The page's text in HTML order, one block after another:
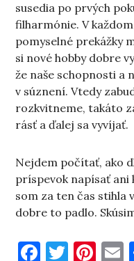
susedia po prvých
filharmónie. V
pomyselné prekážky
si nové hobby dobre
že naše schopnosti a
v súznení. Vtedy
rozkvitneme, takáto
rásť a ďalej sa vyvíjať.
Nejdem počítať, ako
príspevok napísať ani
som za ten čas stihla
dobre to padlo.